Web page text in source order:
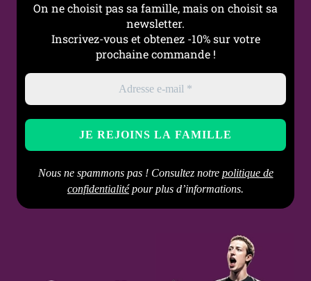
On ne choisit pas sa famille, mais on choisit sa
newsletter.
Inscrivez-vous et obtenez -10% sur votre
prochaine commande !
Nous ne spammons pas ! Consultez notre politique de
confidentialitépour plus d’informations.